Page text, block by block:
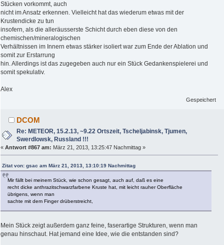
Stücken vorkommt, auch
nicht im Ansatz erkennen. Vielleicht hat das wiederum etwas mit der
Krustendicke zu tun
insofern, als die alleräusserste Schicht durch eben diese von den
chemischen/mineralogischen
Verhältnissen im Innern etwas stärker isoliert war zum Ende der Ablation und
somit zur Erstarrung
hin. Allerdings ist das zugegeben auch nur ein Stück Gedankenspielerei und
somit spekulativ.
Alex
Gespeichert
DCOM
Re: METEOR, 15.2.13, ~9.22 Ortszeit, Tscheljabinsk, Tjumen,
Swerdlowsk, Russland !!!
« Antwort #867 am: März 21, 2013, 13:25:47 Nachmittag »
Zitat von: gsac am März 21, 2013, 13:10:19 Nachmittag
Mir fällt bei meinem Stück, wie schon gesagt, auch auf, daß es eine
recht dicke anthrazitschwarzfarbene Kruste hat, mit leicht rauher Oberfläche
übrigens, wenn man
sachte mit dem Finger drüberstreicht,
Mein Stück zeigt außerdem ganz feine, faserartige Strukturen, wenn man
genau hinschaut. Hat jemand eine Idee, wie die entstanden sind?